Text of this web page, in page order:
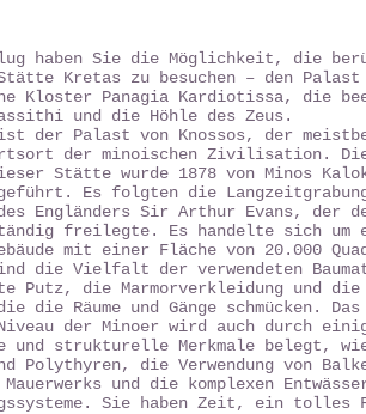
haben Sie die Möglichkeit, die
Kretas zu besuchen – den Palast
Kloster Panagia Kardiotissa, die
und die Höhle des Zeus.
der Palast von Knossos, der
der minoischen Zivilisation.
Stätte wurde 1878 von Minos
Es folgten die
des Engländers Sir Arthur Evans, der
freilegte. Es handelte sich um
mit einer Fläche von 20.000
die Vielfalt der verwendeten
Putz, die Marmorverkleidung und die
die Räume und Gänge schmücken. Das
der Minoer wird auch durch
und strukturelle Merkmale belegt,
Polythyren, die Verwendung von
und die komplexen
Sie haben Zeit, ein tolles